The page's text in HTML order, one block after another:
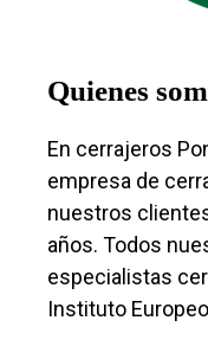
Quienes
En cerrajeros
empresa de
nuestros
años. Todos
especialistas
Instituto